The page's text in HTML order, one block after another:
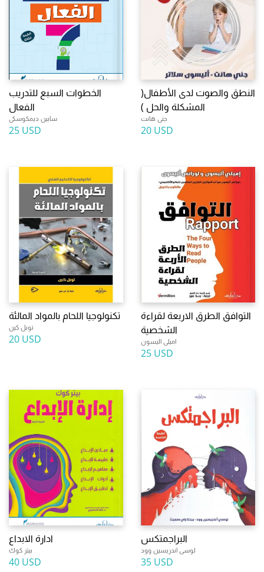
الخطوات السبع للتدريب
الفعال
سابين ديمكوسكى
25 USD
النطق والصوت لدى الأطفال(
المشكلة والحل )
جنى هانت
20 USD
تكنولوجيا اللحام بالمواد المالئة
توبل كين
20 USD
التوافق الطرق الاربعة لقراءة
الشخصية
اميلى اليسون
25 USD
ادارة الابداع
بيتر كوك
40 USD
البراجمتكس
لوسى اندريسين وود
35 USD